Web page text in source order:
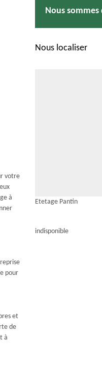
votre
à
pour
et
de
à
Nous
Nous localiser
Etetage Pantin
indisponible